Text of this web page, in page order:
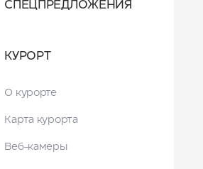
СПЕЦПРЕДЛОЖЕНИЯ
КУРОРТ
О курорте
Карта курорта
Веб-камеры